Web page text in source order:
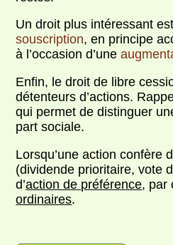
Un droit plus intéressant
souscription, en principe
à l’occasion d’une
Enfin, le droit de libre
détenteurs d’actions.
qui permet de distinguer
part sociale.
Lorsqu’une action confère
(dividende prioritaire, vote
d’action de préférence, par
ordinaires.